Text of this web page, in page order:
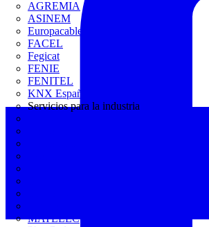
AGREMIA
ASINEM
Europacable
FACEL
Fegicat
FENIE
FENITEL
KNX España
Servicios para la industria
MATELEC